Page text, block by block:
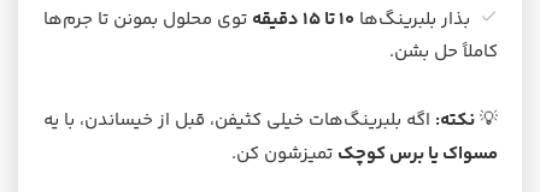
بذار بلبرینگ‌ها ۱۰ تا ۱۵ دقیقه
توی محلول بمونن تا جرم‌ها
کاملاً حل بشن.
💡نکته: اگه بلبرینگ‌هات خیلی کثیفن، قبل از خیساندن، با یه
مسواک یا برس کوچک تمیزشون کن.